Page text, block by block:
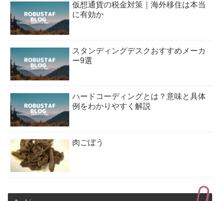
仮想通貨の税金対策｜海外移住は本当
に有効か
スタンディングデスクおすすめメーカ
ー9選
ハードコーディングとは？意味と具体
例をわかりやすく解説
肉ごぼう